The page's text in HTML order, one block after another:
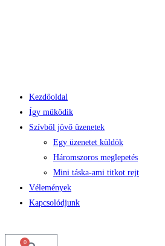
Kezdőoldal
Így működik
Szívből jövő üzenetek
Egy üzenetet küldök
Háromszoros meglepetés
Mini táska-ami titkot rejt
Vélemények
Kapcsolódjunk
0